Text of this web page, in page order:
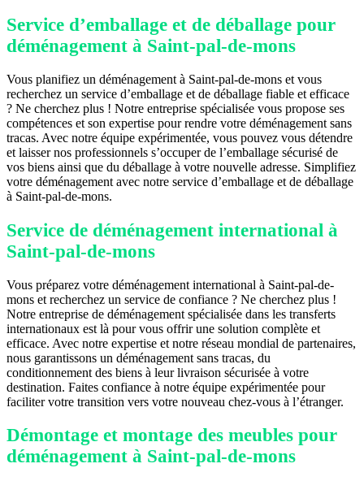
Service d’emballage et de déballage pour
déménagement à Saint-pal-de-mons
Vous planifiez un déménagement à Saint-pal-de-mons et vous
recherchez un service d’emballage et de déballage fiable et efficace
? Ne cherchez plus ! Notre entreprise spécialisée vous propose ses
compétences et son expertise pour rendre votre déménagement sans
tracas. Avec notre équipe expérimentée, vous pouvez vous détendre
et laisser nos professionnels s’occuper de l’emballage sécurisé de
vos biens ainsi que du déballage à votre nouvelle adresse. Simplifiez
votre déménagement avec notre service d’emballage et de déballage
à Saint-pal-de-mons.
Service de déménagement international à
Saint-pal-de-mons
Vous préparez votre déménagement international à Saint-pal-de-
mons et recherchez un service de confiance ? Ne cherchez plus !
Notre entreprise de déménagement spécialisée dans les transferts
internationaux est là pour vous offrir une solution complète et
efficace. Avec notre expertise et notre réseau mondial de partenaires,
nous garantissons un déménagement sans tracas, du
conditionnement des biens à leur livraison sécurisée à votre
destination. Faites confiance à notre équipe expérimentée pour
faciliter votre transition vers votre nouveau chez-vous à l’étranger.
Démontage et montage des meubles pour
déménagement à Saint-pal-de-mons